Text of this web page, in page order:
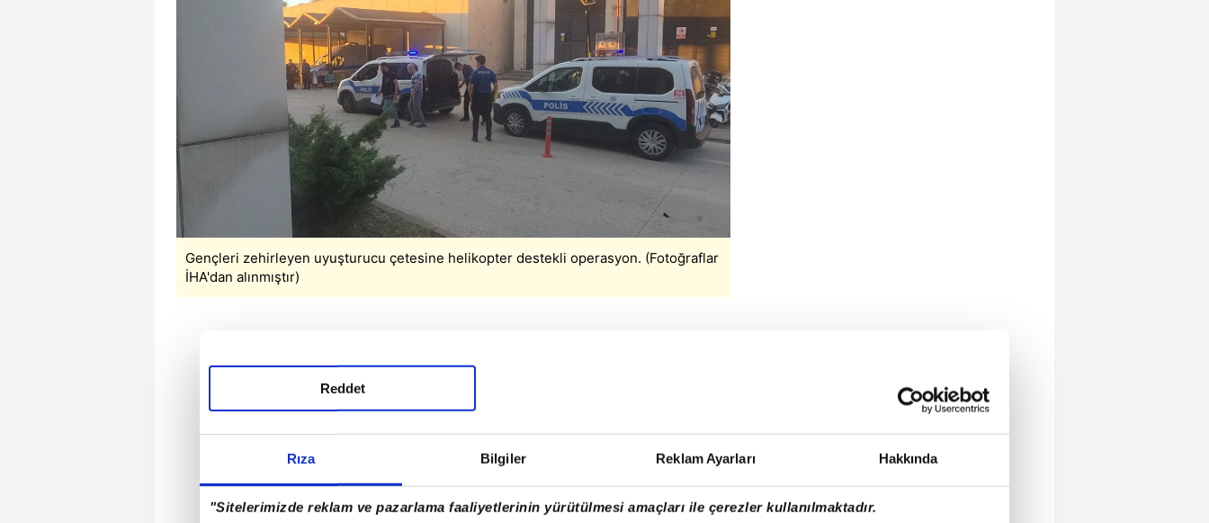
Rıza Bilgiler Reklam Ayarları Hakkında
"Sitelerimizde reklam ve pazarlama faaliyetlerinin yürütülmesi amaçları ile çerezler kullanılmaktadır.
Reddet
Gençleri zehirleyen uyuşturucu çetesine helikopter destekli operasyon. (Fotoğraflar
İHA'dan alınmıştır)